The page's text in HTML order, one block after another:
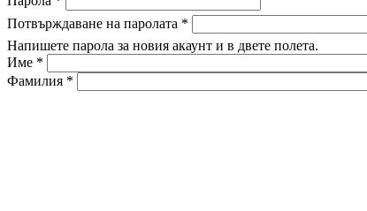
Потвърждаване на паролата *
Напишете парола за новия акаунт и в двете полета.
Име *
Фамилия *